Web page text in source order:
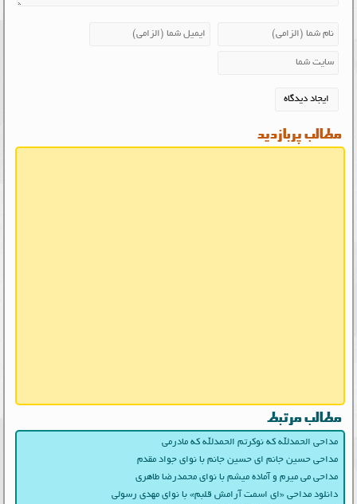
مطالب پربازدید
مطالب مرتبط
مداحی الحمدلله که نوکرتم الحمدلله که مادرمی
مداحی حسین جانم ای حسین جانم با نوای جواد مقدم
مداحی می میرم و آماده میشم با نوای محمدرضا طاهری
دانلود مداحی «ای اسمت آرامش قلبم» با نوای مهدی رسولی